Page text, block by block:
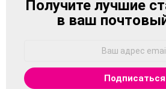
NEWSLETTER
Получите лучшие
в ваш